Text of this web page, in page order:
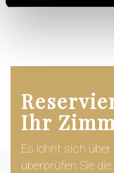
Ihr
Es lohnt sich
überprüfen Sie